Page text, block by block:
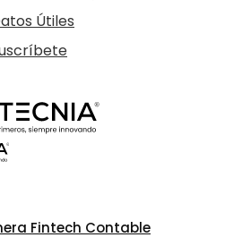
Útiles
Fintech Contable